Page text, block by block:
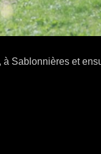
Sablonnières et